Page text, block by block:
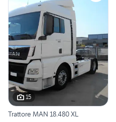
15
Trattore MAN 18.480 XL